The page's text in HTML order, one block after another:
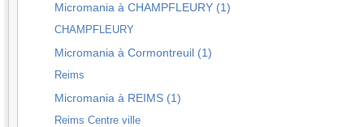
Micromania à CHAMPFLEURY (1)
CHAMPFLEURY
Micromania à Cormontreuil (1)
Reims
Micromania à REIMS (1)
Reims Centre ville